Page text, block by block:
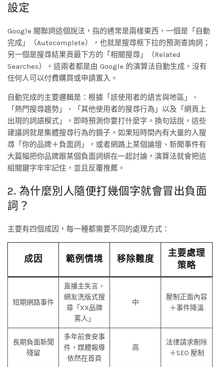
設定
Google 關聯詞這個說法，指的通常是兩樣東西，一個是「自動
完成」（Autocomplete），也就是搜尋框下拉的預測查詢詞；
另一個是搜尋結果頁最下方的「相關搜尋」（Related
Searches）。這兩者都是由 Google 的演算法自動生成，沒有
任何人可以付費購買或申請置入。
自動完成的主要邏輯是：根據「該使用者的語言與地區」、
「熱門搜尋趨勢」、「其他使用者的搜尋行為」以及「網頁上
出現的詞語模式」，即時預測你要打什麼字。換句話說，這些
建議詞就是集體搜尋行為的鏡子。如果短時間內有大量的人搜
尋「你的品牌＋負面詞」，或者網路上某個論壇、新聞事件有
大篇幅把你品牌跟某個負面詞綁在一起討論，演算法就會把這
組關鍵字牢牢記住，並且反覆推薦。
2. 為什麼別人隨便打幾個字就會冒出負面
詞？
主要有四個成因，每一種都需要不同的處理方式：
成因 範例情境 移除難度
主要處理
策略
短期網路事件
直播主失言，
網友洗版式搜
尋「XX品牌
罵人」
中
壓制正面內容
＋事件降溫
長期負面新聞
殘留
多年前食安事
件，媒體報導
依然在首頁
高
法律請求刪除
＋SEO 壓制